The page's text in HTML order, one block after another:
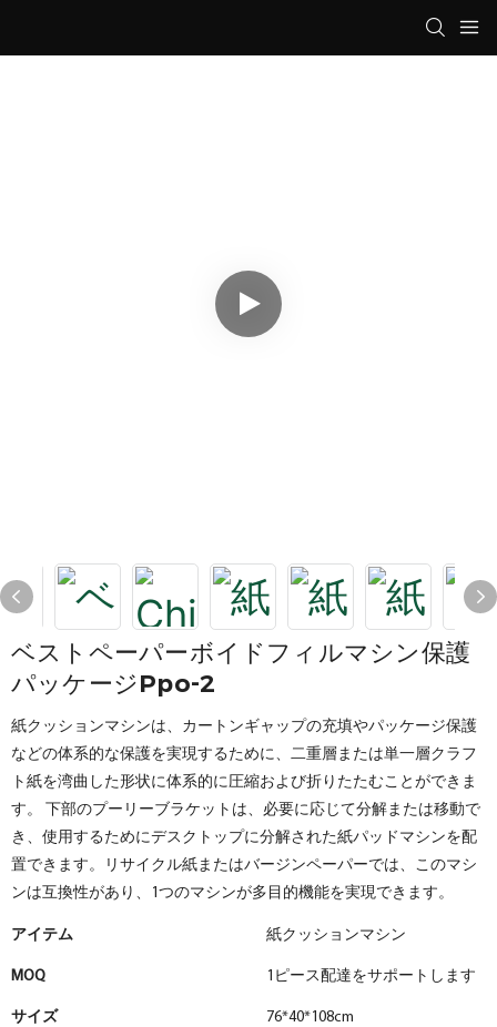
ベストペーパーボイドフィルマシン保護
パッケージppo-2
紙クッションマシンは、カートンギャップの充填やパッケージ保護
などの体系的な保護を実現するために、二重層または単一層クラフ
ト紙を湾曲した形状に体系的に圧縮および折りたたむことができま
す。 下部のプーリーブラケットは、必要に応じて分解または移動で
き、使用するためにデスクトップに分解された紙パッドマシンを配
置できます。リサイクル紙またはバージンペーパーでは、このマシ
ンは互換性があり、1つのマシンが多目的機能を実現できます。
アイテム 紙クッションマシン
MOQ 1ピース配達をサポートします
サイズ 76*40*108cm